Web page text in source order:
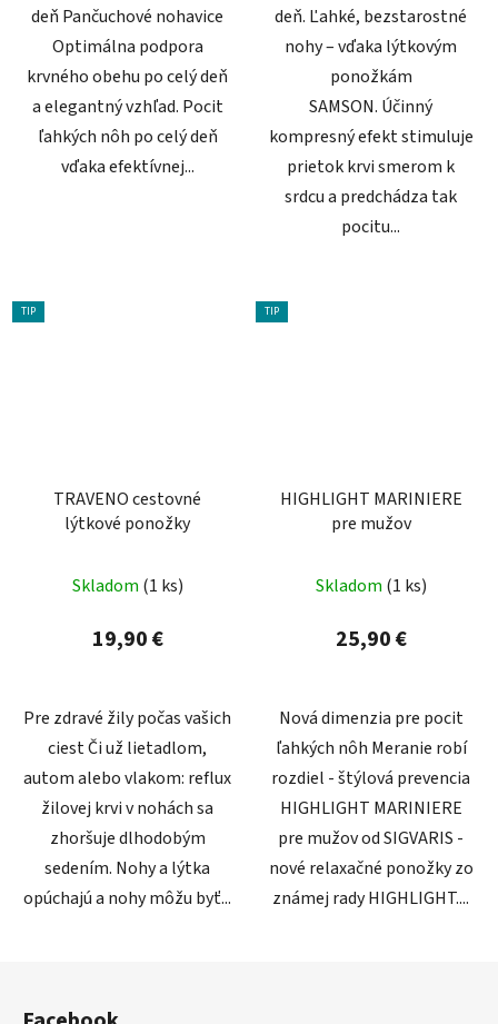
deň Pančuchové nohavice
Optimálna podpora
krvného obehu po celý deň
a elegantný vzhľad. Pocit
ľahkých nôh po celý deň
vďaka efektívnej...
deň. Ľahké, bezstarostné
nohy – vďaka lýtkovým
ponožkám
SAMSON. Účinný
kompresný efekt stimuluje
prietok krvi smerom k
srdcu a predchádza tak
pocitu...
TIP
TRAVENO cestovné
lýtkové ponožky
Skladom (1 ks)
19,90 €
Pre zdravé žily počas vašich
ciest Či už lietadlom,
autom alebo vlakom: reflux
žilovej krvi v nohách sa
zhoršuje dlhodobým
sedením. Nohy a lýtka
opúchajú a nohy môžu byť...
TIP
HIGHLIGHT MARINIERE
pre mužov
Skladom (1 ks)
25,90 €
Nová dimenzia pre pocit
ľahkých nôh Meranie robí
rozdiel - štýlová prevencia
HIGHLIGHT MARINIERE
pre mužov od SIGVARIS -
nové relaxačné ponožky zo
známej rady HIGHLIGHT....